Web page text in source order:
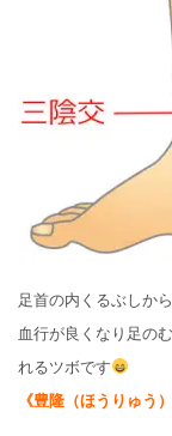
足首の内くるぶしか
血行が良くなり足の
れるツボです
《豊隆（ほうりゅう）